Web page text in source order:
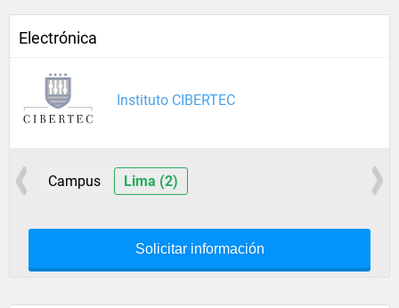
Electrónica
Instituto CIBERTEC
Campus Lima (2)
Solicitar información